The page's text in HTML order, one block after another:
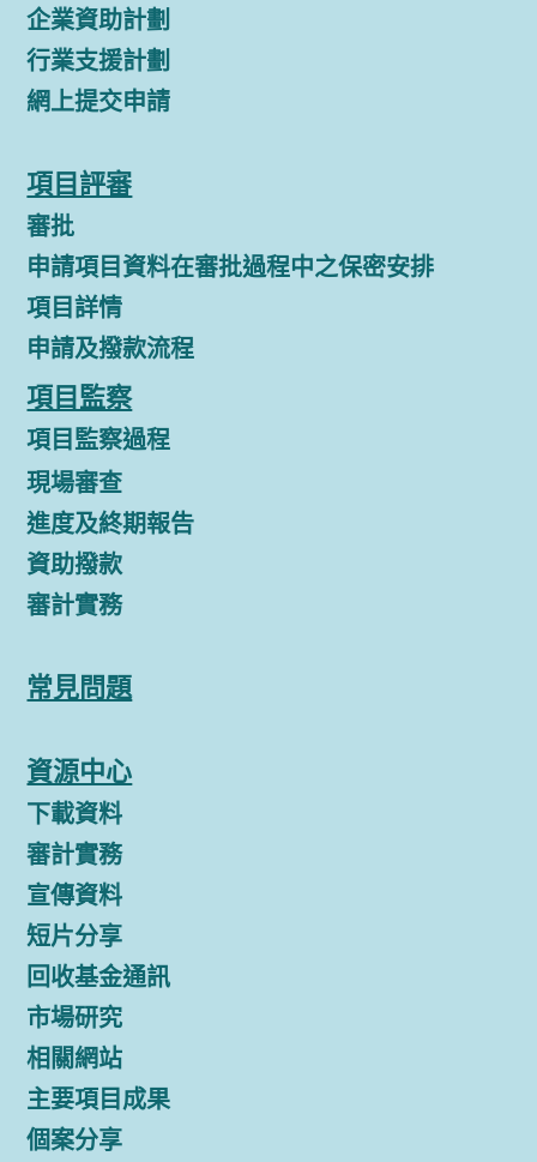
企業資助計劃
行業支援計劃
網上提交申請
項目評審
審批
申請項目資料在審批過程中之保密安排
項目詳情
申請及撥款流程
項目監察
項目監察過程
現場審查
進度及終期報告
資助撥款
審計實務
常見問題
資源中心
下載資料
審計實務
宣傳資料
短片分享
回收基金通訊
市場研究
相關網站
主要項目成果
個案分享